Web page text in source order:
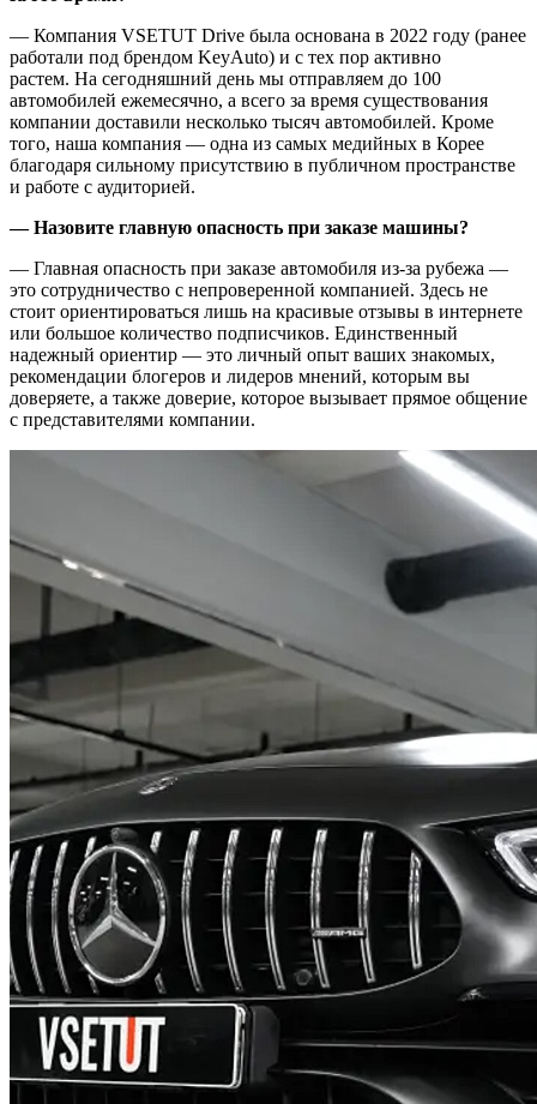
— Компания VSETUT Drive была основана в 2022 году (ранее
работали под брендом KeyAuto) и с тех пор активно
растем. На сегодняшний день мы отправляем до 100
автомобилей ежемесячно, а всего за время существования
компании доставили несколько тысяч автомобилей. Кроме
того, наша компания — одна из самых медийных в Корее
благодаря сильному присутствию в публичном пространстве
и работе с аудиторией.
— Назовите главную опасность при заказе машины?
— Главная опасность при заказе автомобиля из-за рубежа —
это сотрудничество с непроверенной компанией. Здесь не
стоит ориентироваться лишь на красивые отзывы в интернете
или большое количество подписчиков. Единственный
надежный ориентир — это личный опыт ваших знакомых,
рекомендации блогеров и лидеров мнений, которым вы
доверяете, а также доверие, которое вызывает прямое общение
с представителями компании.